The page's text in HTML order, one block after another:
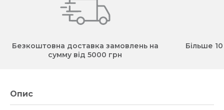
Безкоштовна доставка замовлень на
сумму від 5000 грн
Більше
Опис